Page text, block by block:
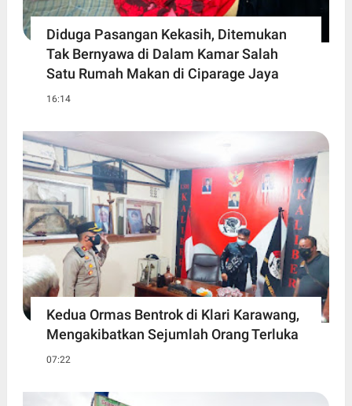
Diduga Pasangan Kekasih, Ditemukan
Tak Bernyawa di Dalam Kamar Salah
Satu Rumah Makan di Ciparage Jaya
16:14
Kedua Ormas Bentrok di Klari Karawang,
Mengakibatkan Sejumlah Orang Terluka
07:22